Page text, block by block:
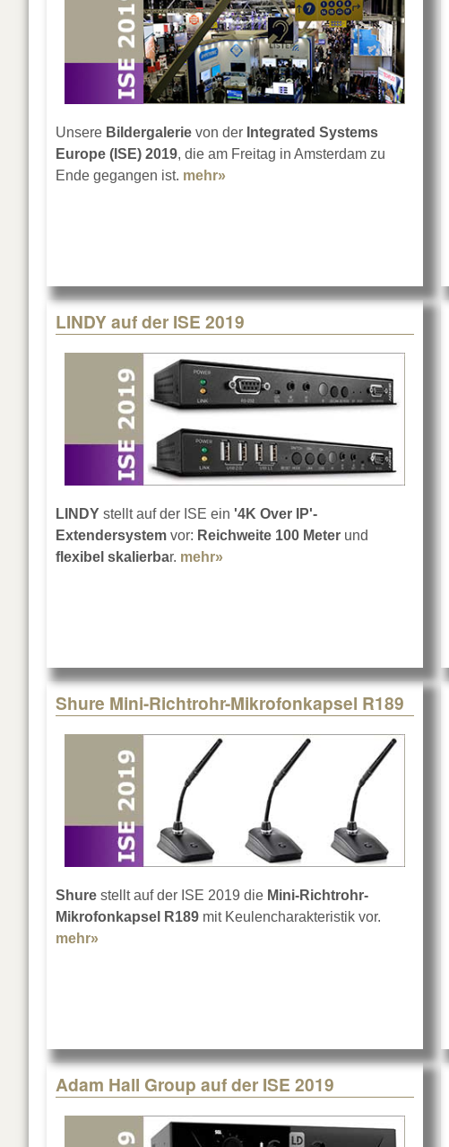
Unsere Bildergalerie von der Integrated Systems
Europe (ISE) 2019, die am Freitag in Amsterdam zu
Ende gegangen ist. mehr»
LINDY auf der ISE 2019
LINDY stellt auf der ISE ein '4K Over IP'-
Extendersystem vor: Reichweite 100 Meter und
flexibel skalierbar. mehr»
Shure Mini-Richtrohr-Mikrofonkapsel R189
Shure stellt auf der ISE 2019 die Mini-Richtrohr-
Mikrofonkapsel R189 mit Keulencharakteristik vor.
mehr»
Adam Hall Group auf der ISE 2019